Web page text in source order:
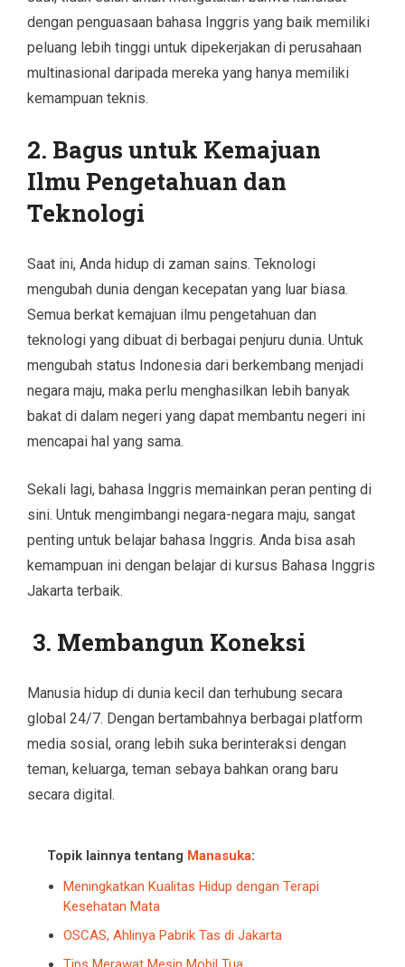
dengan penguasaan bahasa Inggris yang baik memiliki
peluang lebih tinggi untuk dipekerjakan di perusahaan
multinasional daripada mereka yang hanya memiliki
kemampuan teknis.
2. Bagus untuk Kemajuan
Ilmu Pengetahuan dan
Teknologi
Saat ini, Anda hidup di zaman sains. Teknologi
mengubah dunia dengan kecepatan yang luar biasa.
Semua berkat kemajuan ilmu pengetahuan dan
teknologi yang dibuat di berbagai penjuru dunia. Untuk
mengubah status Indonesia dari berkembang menjadi
negara maju, maka perlu menghasilkan lebih banyak
bakat di dalam negeri yang dapat membantu negeri ini
mencapai hal yang sama.
Sekali lagi, bahasa Inggris memainkan peran penting di
sini. Untuk mengimbangi negara-negara maju, sangat
penting untuk belajar bahasa Inggris. Anda bisa asah
kemampuan ini dengan belajar di kursus Bahasa Inggris
Jakarta terbaik.
3. Membangun Koneksi
Manusia hidup di dunia kecil dan terhubung secara
global 24/7. Dengan bertambahnya berbagai platform
media sosial, orang lebih suka berinteraksi dengan
teman, keluarga, teman sebaya bahkan orang baru
secara digital.
Topik lainnya tentang Manasuka:
Meningkatkan Kualitas Hidup dengan Terapi
Kesehatan Mata
OSCAS, Ahlinya Pabrik Tas di Jakarta